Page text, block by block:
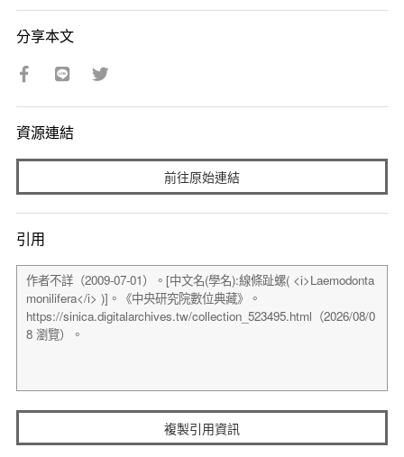
分享本文
資源連結
前往原始連結
引用
複製引用資訊